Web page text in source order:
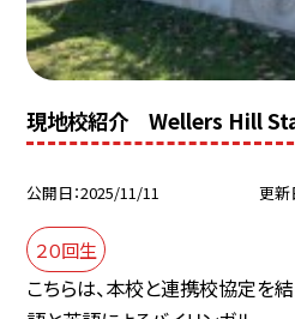
現地校紹介 Wellers Hill
公開日 2025/11/11 更新
２０回生
こちらは、本校と連携校協定を